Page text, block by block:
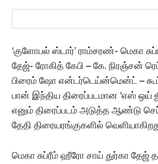
‘குளோபல் ஸ்டார்’ ராம்சரண்- மெகா
தேஜ்- ரோகித் கேபி – கே. நிரஞ்சன்
பிரைம் ஷோ என்டர்டெய்ன்மென்ட் –
பான் இந்திய திரைப்படமான ‘எஸ் ஒய்
எனும் திரைப்படம் அடுத்த ஆண்டு
தேதி திரையரங்குகளில்
மெகா சுப்ரீம் ஹீரோ சாய் துர்கா தேஜ்